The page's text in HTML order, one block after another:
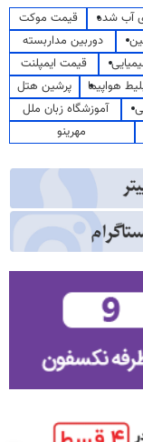
آب شده
قیمت موکت
دوربین مداربسته
قیمت ایمپلنت
هواپیما
پرشین هتل
آموزشگاه زبان ملل
مهرینو